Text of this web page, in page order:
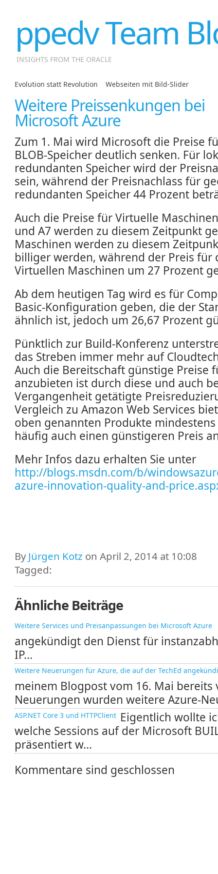
ppedv Team
INSIGHTS FROM THE ORACLE
Evolution statt Revolution Webseiten mit Bild-Slider
Weitere Preissenkungen bei
Microsoft Azure
Zum 1. Mai wird Microsoft die Preise
BLOB-Speicher deutlich senken. Für
redundanten Speicher wird der
sein, während der Preisnachlass für
redundanten Speicher 44 Prozent
Auch die Preise für Virtuelle
und A7 werden zu diesem Zeitpunkt
Maschinen werden zu diesem
billiger werden, während der Preis für
Virtuellen Maschinen um 27 Prozent
Ab dem heutigen Tag wird es für
Basic-Konfiguration geben, die der
ähnlich ist, jedoch um 26,67 Prozent
Pünktlich zur Build-Konferenz
das Streben immer mehr auf
Auch die Bereitschaft günstige Preise
anzubieten ist durch diese und auch
Vergangenheit getätigte
Vergleich zu Amazon Web Services
oben genannten Produkte
häufig auch einen günstigeren Preis
Mehr Infos dazu erhalten Sie unter
http://blogs.msdn.com/b/
azure-innovation-quality-and-
ByJürgen Kotz on April 2, 2014 at 10:08
Tagged:
Ähnliche Beiträge
Weitere Services und Preisanpassungen bei Microsoft Azure
angekündigt den Dienst für
IP...
Weitere Neuerungen für Azure, die auf der TechEd
meinem Blogpost vom 16. Mai
Neuerungen wurden weitere Azure-
ASP.NET Core 3 und HTTPClient Eigentlich wollte
welche Sessions auf der Microsoft
präsentiert w...
Kommentare sind geschlossen